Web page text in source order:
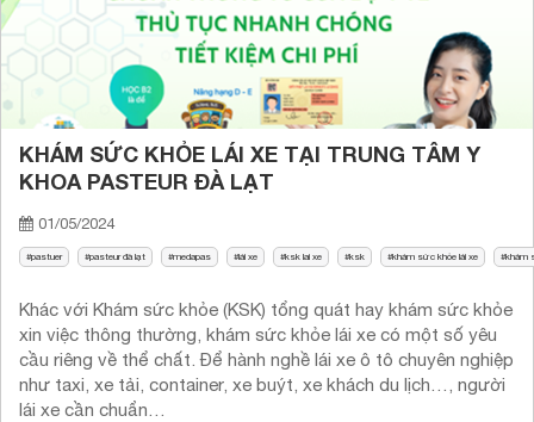
KHÁM SỨC KHỎE LÁI XE TẠI TRUNG TÂM Y
KHOA PASTEUR ĐÀ LẠT
01/05/2024
pastuer pasteur đà lạt medapas lái xe ksk lai xe ksk khám sức khỏe lái xe khám
Khác với Khám sức khỏe (KSK) tổng quát hay khám sức khỏe
xin việc thông thường, khám sức khỏe lái xe có một số yêu
cầu riêng về thể chất. Để hành nghề lái xe ô tô chuyên nghiệp
như taxi, xe tải, container, xe buýt, xe khách du lịch…, người
lái xe cần chuẩn…